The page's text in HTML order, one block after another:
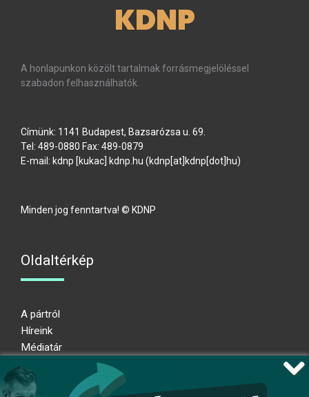
KDNP
A honlapunkon közölt tartalmak forrásmegjelöléssel
szabadon felhasználhatók.
Címünk: 1141 Budapest, Bazsarózsa u. 69.
Tel: 489-0880 Fax: 489-0879
E-mail: kdnp [kukac] kdnp.hu (kdnp[at]kdnp[dot]hu)
Minden jog fenntartva! © KDNP
Oldaltérkép
A pártról
Híreink
Médiatár
Adatkezelési nyilatkozat